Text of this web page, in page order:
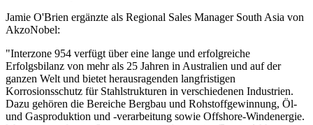
Jamie O'Brien ergänzte als Regional Sales Manager South Asia von
AkzoNobel:
"Interzone 954 verfügt über eine lange und erfolgreiche
Erfolgsbilanz von mehr als 25 Jahren in Australien und auf der
ganzen Welt und bietet herausragenden langfristigen
Korrosionsschutz für Stahlstrukturen in verschiedenen Industrien.
Dazu gehören die Bereiche Bergbau und Rohstoffgewinnung, Öl-
und Gasproduktion und -verarbeitung sowie Offshore-Windenergie.